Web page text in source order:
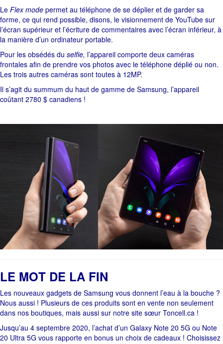
Le Flex mode permet au téléphone de se déplier et de garder sa
forme, ce qui rend possible, disons, le visionnement de YouTube sur
l’écran supérieur et l’écriture de commentaires avec l’écran inférieur, à
la manière d’un ordinateur portable.
Pour les obsédés du selfie, l’appareil comporte deux caméras
frontales afin de prendre vos photos avec le téléphone déplié ou non.
Les trois autres caméras sont toutes à 12MP.
Il s’agit du summum du haut de gamme de Samsung, l’appareil
coûtant 2780 $ canadiens !
LE MOT DE LA FIN
Les nouveaux gadgets de Samsung vous donnent l’eau à la bouche ?
Nous aussi ! Plusieurs de ces produits sont en vente non seulement
dans nos boutiques, mais aussi sur notre site sœur Toncell.ca !
Jusqu’au 4 septembre 2020, l’achat d’un Galaxy Note 20 5G ou Note
20 Ultra 5G vous rapporte en bonus un choix de cadeaux ! Choisissez